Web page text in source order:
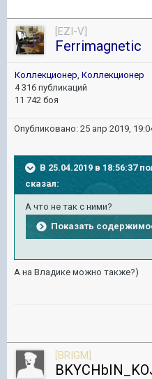
[EZI-V]
Ferrimagnetic
Коллекционер Коллекционер
4 316 публикаций
11 742 боя
Опубликовано: 25 апр 2019,
В 25.04.2019 в 18:56:37
сказал:
А что не так с ними?
Показать
А на Владике можно также?)
[BRIGM]